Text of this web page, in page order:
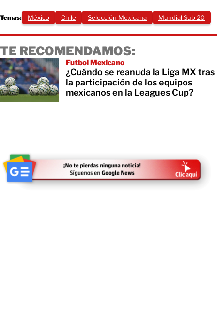
Temas: México Chile Selección Mexicana Mundial Sub 20
TE RECOMENDAMOS:
Futbol Mexicano
¿Cuándo se reanuda la Liga MX tras
la participación de los equipos
mexicanos en la Leagues Cup?